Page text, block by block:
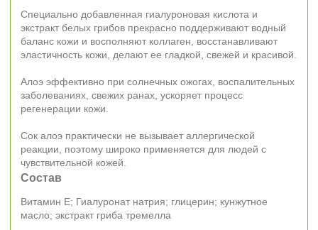
Специально добавленная гиалуроновая кислота и
экстракт белых грибов прекрасно поддерживают водный
баланс кожи и восполняют коллаген, восстанавливают
эластичность кожи, делают ее гладкой, свежей и красивой.
Алоэ эффективно при солнечных ожогах, воспалительных
заболеваниях, свежих ранах, ускоряет процесс
регенерации кожи.
Сок алоэ практически не вызывает аллергической
реакции, поэтому широко применяется для людей с
чувствительной кожей.
Состав
Витамин Е; Гиалуронат натрия; глицерин; кунжутное
масло; экстракт гриба тремелла